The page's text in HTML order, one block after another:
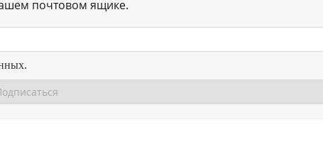
почтовом ящике.